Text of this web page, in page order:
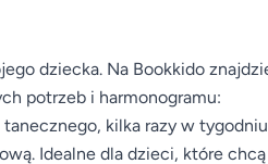
dziecka. Na Bookkido
potrzeb i harmonogramu:
kilka razy w
Idealne dla dzieci, które